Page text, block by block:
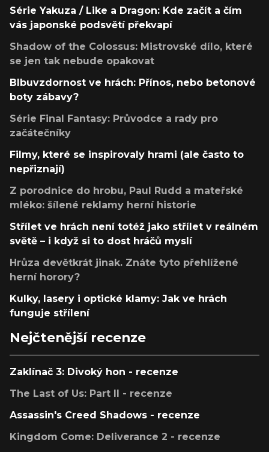
Série Yakuza / Like a Dragon: Kde začít a čím
vás japonské podsvětí překvapí
Shadow of the Colossus: Mistrovské dílo, které
se jen tak nebude opakovat
Blbuvzdornost ve hrách: Přínos, nebo betonové
boty zábavy?
Série Final Fantasy: Průvodce a rady pro
začátečníky
Filmy, které se inspirovaly hrami (ale často to
nepřiznají)
Z porodnice do hrobu, Paul Rudd a mateřské
mléko: šílené reklamy herní historie
Střílet ve hrách není totéž jako střílet v reálném
světě – i když si to dost hráčů myslí
Hrůza devětkrát jinak. Znáte tyto přehlížené
herní horory?
Kulky, lasery i optické klamy: Jak ve hrách
funguje střílení
Nejčtenější recenze
Zaklínač 3: Divoký hon - recenze
The Last of Us: Part II - recenze
Assassin's Creed Shadows - recenze
Kingdom Come: Deliverance 2 - recenze